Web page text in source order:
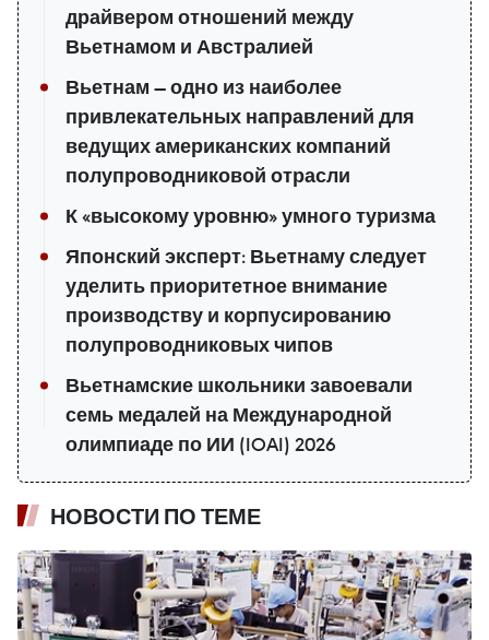
драйвером отношений между
Вьетнамом и Австралией
Вьетнам — одно из наиболее
привлекательных направлений для
ведущих американских компаний
полупроводниковой отрасли
К «высокому уровню» умного туризма
Японский эксперт: Вьетнаму следует
уделить приоритетное внимание
производству и корпусированию
полупроводниковых чипов
Вьетнамские школьники завоевали
семь медалей на Международной
олимпиаде по ИИ (IOAI) 2026
НОВОСТИ ПО ТЕМЕ